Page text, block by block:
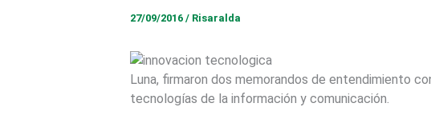
27/09/2016 / Risaralda
Luna, firmaron dos memorandos de entendimiento
tecnologías de la información y comunicación.